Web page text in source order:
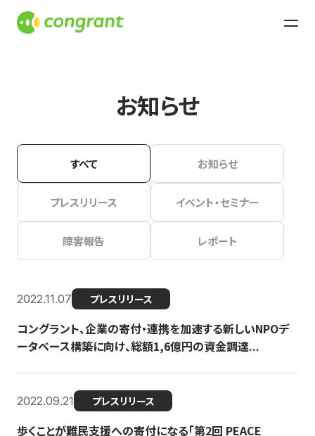
お知らせ
すべて お知らせ
プレスリリース イベント・セミナー
障害報告 レポート
2022.11.07 プレスリリース
コングラント、企業の寄付・連携を加速する新しいNPOデ
ータベース構築に向け、総額1,6億円の資金調達...
2022.09.21 プレスリリース
歩くことが難民支援への寄付になる「第2回 PEACE